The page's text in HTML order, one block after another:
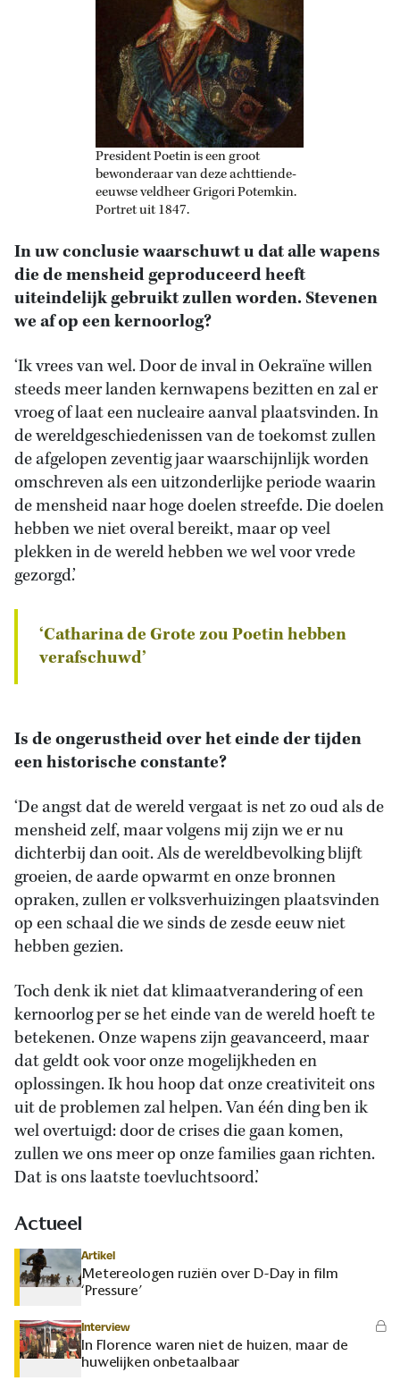
President Poetin is een groot
bewonderaar van deze achttiende-
eeuwse veldheer Grigori Potemkin.
Portret uit 1847.
In uw conclusie waarschuwt u dat alle wapens
die de mensheid geproduceerd heeft
uiteindelijk gebruikt zullen worden. Stevenen
we af op een kernoorlog?
‘Ik vrees van wel. Door de inval in Oekraïne willen
steeds meer landen kernwapens bezitten en zal er
vroeg of laat een nucleaire aanval plaatsvinden. In
de wereldgeschiedenissen van de toekomst zullen
de afgelopen zeventig jaar waarschijnlijk worden
omschreven als een uitzonderlijke periode waarin
de mensheid naar hoge doelen streefde. Die doelen
hebben we niet overal bereikt, maar op veel
plekken in de wereld hebben we wel voor vrede
gezorgd.’
‘Catharina de Grote zou Poetin hebben
verafschuwd’
Is de ongerustheid over het einde der tijden
een historische constante?
‘De angst dat de wereld vergaat is net zo oud als de
mensheid zelf, maar volgens mij zijn we er nu
dichterbij dan ooit. Als de wereldbevolking blijft
groeien, de aarde opwarmt en onze bronnen
opraken, zullen er volksverhuizingen plaatsvinden
op een schaal die we sinds de zesde eeuw niet
hebben gezien.
Toch denk ik niet dat klimaatverandering of een
kernoorlog per se het einde van de wereld hoeft te
betekenen. Onze wapens zijn geavanceerd, maar
dat geldt ook voor onze mogelijkheden en
oplossingen. Ik hou hoop dat onze creativiteit ons
uit de problemen zal helpen. Van één ding ben ik
wel overtuigd: door de crises die gaan komen,
zullen we ons meer op onze families gaan richten.
Dat is ons laatste toevluchtsoord.’
Actueel
Artikel
Metereologen ruziën over D-Day in film
‘Pressure’
Interview
In Florence waren niet de huizen, maar de
huwelijken onbetaalbaar